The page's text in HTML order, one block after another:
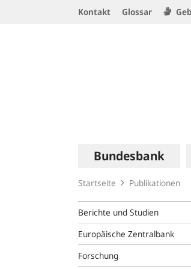
Kontakt Glossar
Hauptnavigation
Bundesbank
Startseite Publikationen
Berichte und Studien
Europäische Zentralbank
Forschung